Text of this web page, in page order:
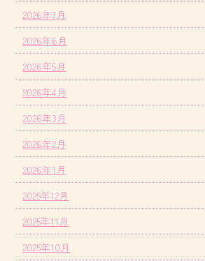
2026年7月
2026年6月
2026年5月
2026年4月
2026年3月
2026年2月
2026年1月
2025年12月
2025年11月
2025年10月